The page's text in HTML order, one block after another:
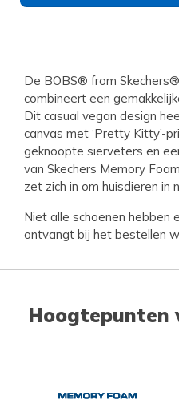
De BOBS® from
combineert een
Dit casual vegan design
canvas met ‘Pretty Kitty’-
geknoopte sierveters en
van Skechers Memory
zet zich in om huisdieren in
Niet alle schoenen hebben
ontvangt bij het bestellen
Hoogtepunten